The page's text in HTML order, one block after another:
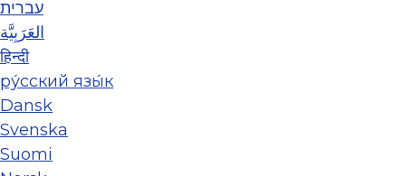
עברית
العَرَبِيَّة
हिन्दी
ру́сский язы́к
Dansk
Svenska
Suomi